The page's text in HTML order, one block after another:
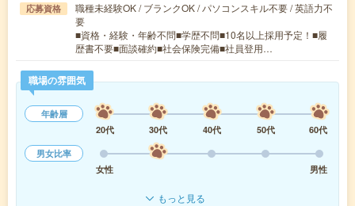
応募資格
職種未経験OK / ブランクOK / パソコンスキル不要 / 英語力不
要
■資格・経験・年齢不問■学歴不問■10名以上採用予定！■履
歴書不要■面談確約■社会保険完備■社員登用…
職場の雰囲気
年齢層
20代
30代 40代 50代
60代
男女比率
女性
男性
もっと見る